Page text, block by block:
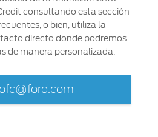
consultando esta sección
o bien, utiliza la
directo donde podremos
de manera personalizada.